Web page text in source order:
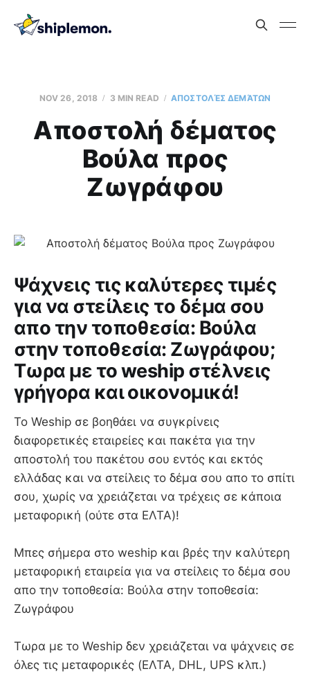
NOV 26, 2018 3 MIN READ AΠΟΣΤΟΛΈΣ ΔΕΜΆΤΩΝ
Aποστολή δέματος
Βούλα προς
Ζωγράφου
Ψάχνεις τις καλύτερες τιμές
για να στείλεις το δέμα σου
απο την τοποθεσία: Βούλα
στην τοποθεσία: Ζωγράφου;
Τωρα με το weship στέλνεις
γρήγορα και οικονομικά!
Το Weship σε βοηθάει να συγκρίνεις
διαφορετικές εταιρείες και πακέτα για την
αποστολή του πακέτου σου εντός και εκτός
ελλάδας και να στείλεις το δέμα σου απο το σπίτι
σου, χωρίς να χρειάζεται να τρέχεις σε κάποια
μεταφορική (ούτε στα ΕΛΤΑ)!
Mπες σήμερα στο weship και βρές την καλύτερη
μεταφορική εταιρεία για να στείλεις το δέμα σου
απο την τοποθεσία: Βούλα στην τοποθεσία:
Ζωγράφου
Τωρα με το Weship δεν χρειάζεται να ψάχνεις σε
όλες τις μεταφορικές (ΕΛΤΑ, DHL, UPS κλπ.)